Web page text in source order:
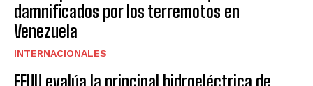
damnificados por los terremotos en
Venezuela
INTERNACIONALES
EEUU evalúa la principal hidroeléctrica de